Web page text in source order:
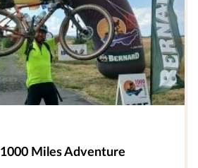
Miles Adventure